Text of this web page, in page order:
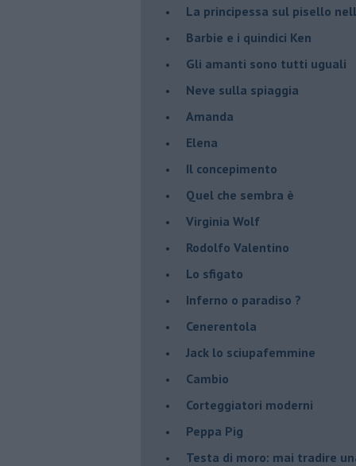
La principessa sul pisello
Barbie e i quindici Ken
Gli amanti sono tutti uguali
Neve sulla spiaggia
Amanda
Elena
Il concepimento
Quel che sembra è
Virginia Wolf
Rodolfo Valentino
Lo sfigato
Inferno o paradiso ?
Cenerentola
Jack lo sciupafemmine
Cambio
Corteggiatori moderni
Peppa Pig
Testa di moro: mai tradire